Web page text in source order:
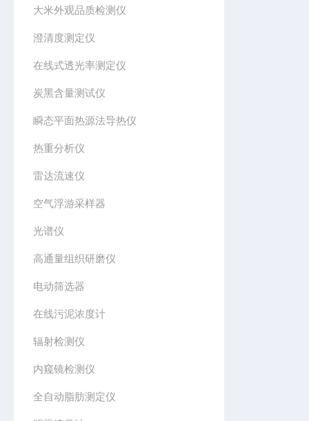
大米外观品质检测仪
澄清度测定仪
在线式透光率测定仪
炭黑含量测试仪
瞬态平面热源法导热仪
热重分析仪
雷达流速仪
空气浮游采样器
光谱仪
高通量组织研磨仪
电动筛选器
在线污泥浓度计
辐射检测仪
内窥镜检测仪
全自动脂肪测定仪